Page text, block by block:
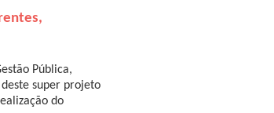
Pública,
super projeto
do